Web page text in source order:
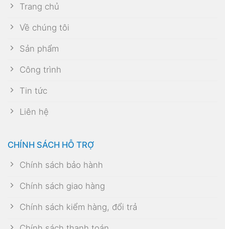
Trang chủ
Về chúng tôi
Sản phẩm
Công trình
Tin tức
Liên hệ
CHÍNH SÁCH HỖ TRỢ
Chính sách bảo hành
Chính sách giao hàng
Chính sách kiểm hàng, đổi trả